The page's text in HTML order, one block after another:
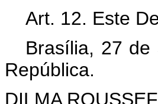
Art. 12. Este
Brasília, 27 de
República.
DILMA